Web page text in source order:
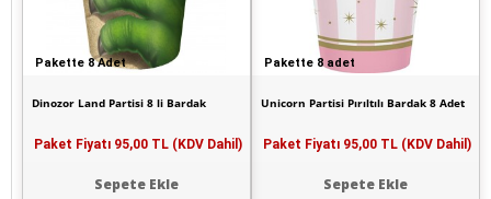
Pakette 8 adet
Unicorn Partisi Pırıltılı Bardak 8 Adet
Paket Fiyatı 95,00 TL (KDV Dahil)
Sepete Ekle
Pakette 8 Adet
Dinozor Land Partisi 8 li Bardak
Paket Fiyatı 95,00 TL (KDV Dahil)
Sepete Ekle